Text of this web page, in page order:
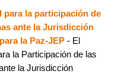
para la participación de
ante la Jurisdicción
la Paz-JEP - El
la Participación de las
la Jurisdicción